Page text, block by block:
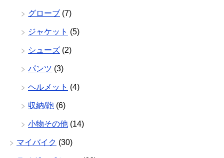
グローブ (7)
ジャケット (5)
シューズ (2)
パンツ (3)
ヘルメット (4)
収納/鞄 (6)
小物その他 (14)
マイバイク (30)